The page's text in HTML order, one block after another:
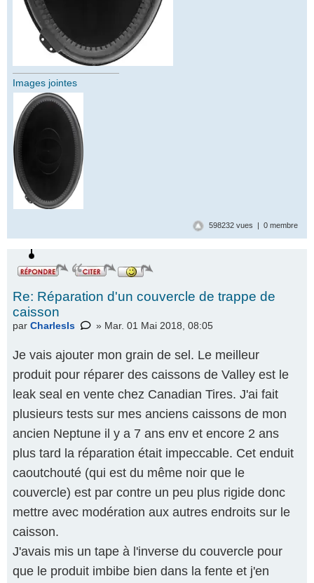
Images jointes
598232 vues | 0 membre
Re: Réparation d'un couvercle de trappe de
caisson
par CharlesIs » Mar. 01 Mai 2018, 08:05
Je vais ajouter mon grain de sel. Le meilleur
produit pour réparer des caissons de Valley est le
leak seal en vente chez Canadian Tires. J'ai fait
plusieurs tests sur mes anciens caissons de mon
ancien Neptune il y a 7 ans env et encore 2 ans
plus tard la réparation était impeccable. Cet enduit
caoutchouté (qui est du même noir que le
couvercle) est par contre un peu plus rigide donc
mettre avec modération aux autres endroits sur le
caisson.
J'avais mis un tape à l'inverse du couvercle pour
que le produit imbibe bien dans la fente et j'en